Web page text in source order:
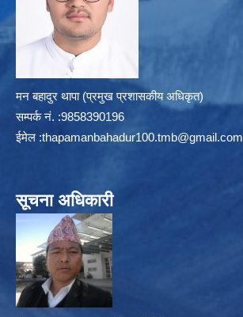
मन बहादुर थापा (प्रमुख प्रशासकीय अधिकृत)
सम्पर्क न‌ं. :9858390196
ईमेल :thapamanbahadur100.tmb@gmail.com
सूचना अधिकारी